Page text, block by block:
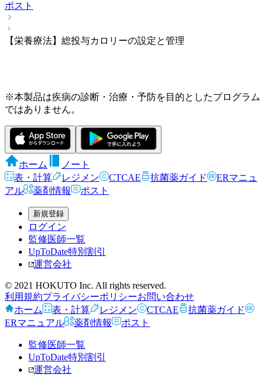
ポスト
【栄養療法】総投与カロリーの設定と管理
※本製品は疾病の診断・治療・予防を目的としたプログラム
ではありません。
ホーム
ノート
表・計算
レジメン CTCAE 抗菌薬ガイド
ERマニュ
アル
薬剤情報 ポスト
新規登録
ログイン
監修医師一覧
UpToDate特別割引
運営会社
© 2021 HOKUTO Inc. All rights reserved.
利用規約プライバシーポリシーお問い合わせ
ホーム
表・計算 レジメン CTCAE
抗菌薬ガイド
ERマニュアル
薬剤情報 ポスト
監修医師一覧
UpToDate特別割引
運営会社